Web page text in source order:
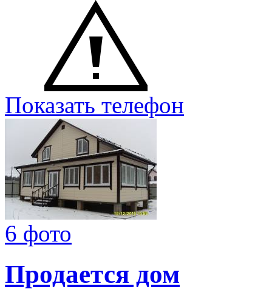
Показать телефон
6 фото
Продается дом